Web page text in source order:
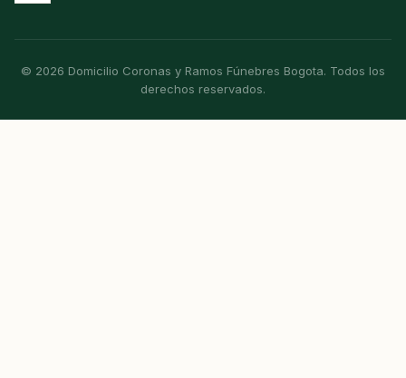
© 2026 Domicilio Coronas y Ramos Fúnebres Bogota. Todos los
derechos reservados.